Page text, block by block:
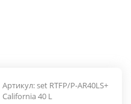
Артикул:set RTFP/P-AR40LS+
California 40 L